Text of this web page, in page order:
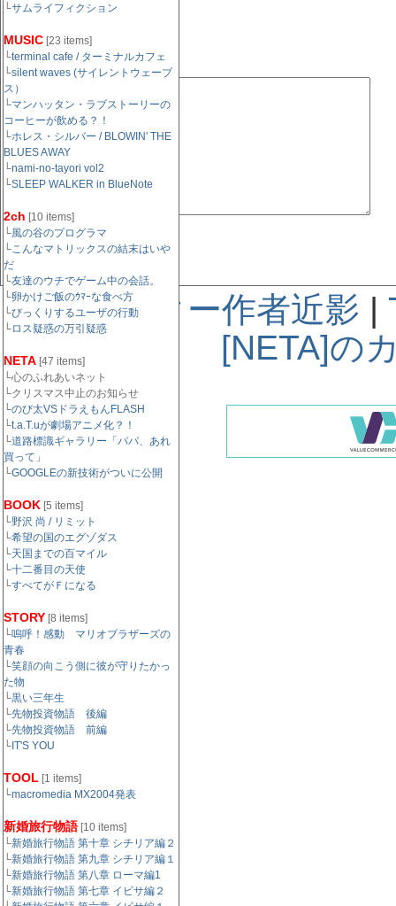
└サムライフィクション
MUSIC [23 items]
└terminal cafe / ターミナルカフェ
└silent waves (サイレントウェーブ
ス）
└マンハッタン・ラブストーリーの
コーヒーが飲める？！
└ホレス・シルバー / BLOWIN' THE
BLUES AWAY
└nami-no-tayori vol2
└SLEEP WALKER in BlueNote
2ch [10 items]
└風の谷のプログラマ
└こんなマトリックスの結末はいや
だ
└友達のウチでゲーム中の会話。
└卵かけご飯のｳﾏｰな食べ方
└びっくりするユーザの行動
└ロス疑惑の万引疑惑
NETA [47 items]
└心のふれあいネット
└クリスマス中止のお知らせ
└のび太VSドラえもんFLASH
└t.a.T.uが劇場アニメ化？！
└道路標識ギャラリー「パパ、あれ
買って」
└GOOGLEの新技術がついに公開
BOOK [5 items]
└野沢 尚 / リミット
└希望の国のエグゾダス
└天国までの百マイル
└十二番目の天使
└すべてがＦになる
STORY [8 items]
└嗚呼！感動 マリオブラザーズの
青春
└笑顔の向こう側に彼が守りたかっ
た物
└黒い三年生
└先物投資物語 後編
└先物投資物語 前編
└ IT'S YOU
TOOL [1 items]
└macromedia MX2004発表
新婚旅行物語 [10 items]
└新婚旅行物語 第十章 シチリア編２
└新婚旅行物語 第九章 シチリア編１
└新婚旅行物語 第八章 ローマ編1
└新婚旅行物語 第七章 イビサ編２
URL（任意）：
コメント欄:
« ブラスター作者近影 |
[NETA]の